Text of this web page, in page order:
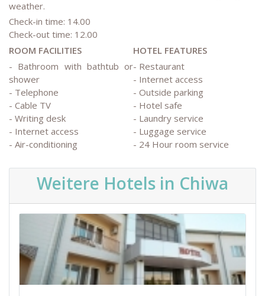
weather.
Check-in time: 14.00
Check-out time: 12.00
ROOM FACILITIES
HOTEL FEATURES
- Bathroom with bathtub or
shower
- Telephone
- Cable TV
- Writing desk
- Internet access
- Air-conditioning
- Restaurant
- Internet access
- Outside parking
- Hotel safe
- Laundry service
- Luggage service
- 24 Hour room service
Weitere Hotels in Chiwa